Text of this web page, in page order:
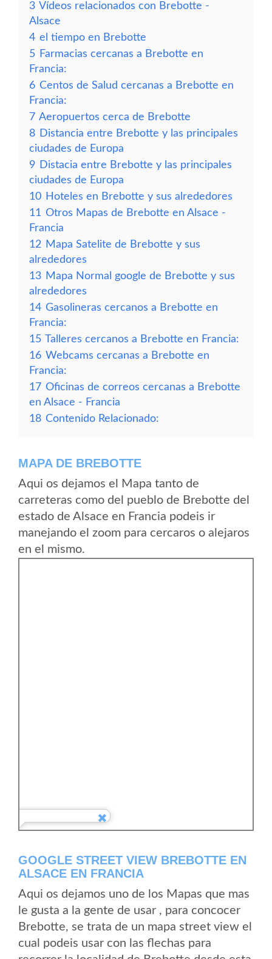
3 Vídeos relacionados con Brebotte -
Alsace
4 el tiempo en Brebotte
5 Farmacias cercanas a Brebotte en
Francia:
6 Centos de Salud cercanas a Brebotte en
Francia:
7 Aeropuertos cerca de Brebotte
8 Distancia entre Brebotte y las principales
ciudades de Europa
9 Distacia entre Brebotte y las principales
ciudades de Europa
10 Hoteles en Brebotte y sus alrededores
11 Otros Mapas de Brebotte en Alsace -
Francia
12 Mapa Satelite de Brebotte y sus
alrededores
13 Mapa Normal google de Brebotte y sus
alrededores
14 Gasolineras cercanos a Brebotte en
Francia:
15 Talleres cercanos a Brebotte en Francia:
16 Webcams cercanas a Brebotte en
Francia:
17 Oficinas de correos cercanas a Brebotte
en Alsace - Francia
18 Contenido Relacionado:
MAPA DE BREBOTTE
Aqui os dejamos el Mapa tanto de
carreteras como del pueblo de Brebotte del
estado de Alsace en Francia podeis ir
manejando el zoom para cercaros o alejaros
en el mismo.
GOOGLE STREET VIEW BREBOTTE EN
ALSACE EN FRANCIA
Aqui os dejamos uno de los Mapas que mas
le gusta a la gente de usar , para concocer
Brebotte, se trata de un mapa street view el
cual podeis usar con las flechas para